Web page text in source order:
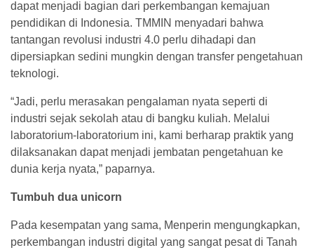
dapat menjadi bagian dari perkembangan kemajuan
pendidikan di Indonesia. TMMIN menyadari bahwa
tantangan revolusi industri 4.0 perlu dihadapi dan
dipersiapkan sedini mungkin dengan transfer pengetahuan
teknologi.
“Jadi, perlu merasakan pengalaman nyata seperti di
industri sejak sekolah atau di bangku kuliah. Melalui
laboratorium-laboratorium ini, kami berharap praktik yang
dilaksanakan dapat menjadi jembatan pengetahuan ke
dunia kerja nyata,” paparnya.
Tumbuh dua unicorn
Pada kesempatan yang sama, Menperin mengungkapkan,
perkembangan industri digital yang sangat pesat di Tanah